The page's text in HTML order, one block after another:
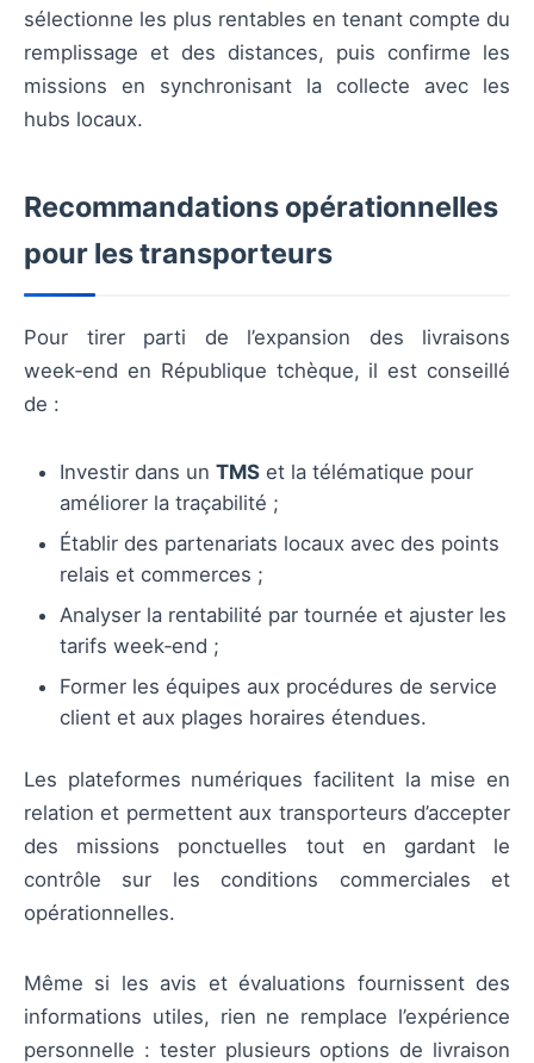
sélectionne les plus rentables en tenant compte du
remplissage et des distances, puis confirme les
missions en synchronisant la collecte avec les
hubs locaux.
Recommandations opérationnelles
pour les transporteurs
Pour tirer parti de l’expansion des livraisons
week‑end en République tchèque, il est conseillé
de :
Investir dans un TMS et la télématique pour
améliorer la traçabilité ;
Établir des partenariats locaux avec des points
relais et commerces ;
Analyser la rentabilité par tournée et ajuster les
tarifs week‑end ;
Former les équipes aux procédures de service
client et aux plages horaires étendues.
Les plateformes numériques facilitent la mise en
relation et permettent aux transporteurs d’accepter
des missions ponctuelles tout en gardant le
contrôle sur les conditions commerciales et
opérationnelles.
Même si les avis et évaluations fournissent des
informations utiles, rien ne remplace l’expérience
personnelle : tester plusieurs options de livraison